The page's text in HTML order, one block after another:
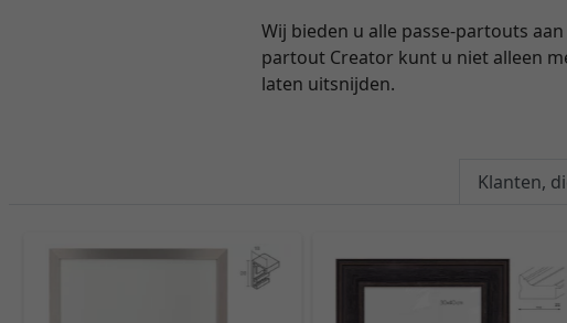
Wij bieden u alle passe-partouts
partout Creator kunt u niet alleen
laten uitsnijden.
Klanten,